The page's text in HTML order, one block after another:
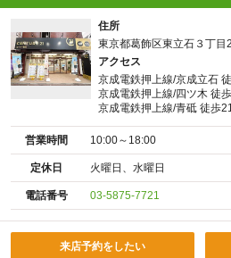
住所
東京都葛飾区東立石３丁目
アクセス
京成電鉄押上線/京成立石
京成電鉄押上線/四ツ木 徒
京成電鉄押上線/青砥 徒歩
営業時間 10:00～18:00
定休日 火曜日、水曜日
電話番号 03-5875-7721
来店予約をしたい